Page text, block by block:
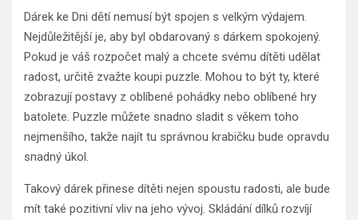
Dárek ke Dni dětí nemusí být spojen s velkým výdajem.
Nejdůležitější je, aby byl obdarovaný s dárkem spokojený.
Pokud je váš rozpočet malý a chcete svému dítěti udělat
radost, určitě zvažte koupi puzzle. Mohou to být ty, které
zobrazují postavy z oblíbené pohádky nebo oblíbené hry
batolete. Puzzle můžete snadno sladit s věkem toho
nejmenšího, takže najít tu správnou krabičku bude opravdu
snadný úkol.
Takový dárek přinese dítěti nejen spoustu radosti, ale bude
mít také pozitivní vliv na jeho vývoj. Skládání dílků rozvíjí